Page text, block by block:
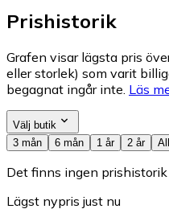
Prishistorik
Grafen visar lägsta pris
eller storlek) som varit
begagnat ingår inte. Läs
Välj butik
3 mån
6 mån 1 år 2 år
Det finns ingen
Lägst nypris just nu